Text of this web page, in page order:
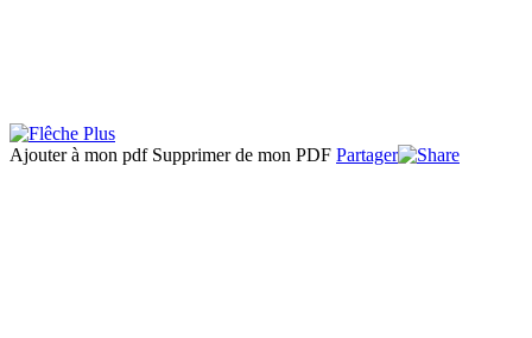
Ajouter à mon pdf Supprimer de mon PDF Partager